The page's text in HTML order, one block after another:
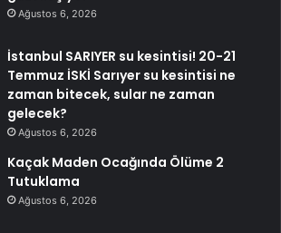
Ağustos 6, 2026
İstanbul SARIYER su kesintisi! 20-21
Temmuz İSKİ Sarıyer su kesintisi ne
zaman bitecek, sular ne zaman
gelecek?
Ağustos 6, 2026
Kaçak Maden Ocağında Ölüme 2
Tutuklama
Ağustos 6, 2026